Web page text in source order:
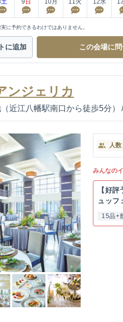
土 9 日 10月 11火 12水
に予約できるわけではありません。
に追加 この会場に
ンジェリカ
近江八幡駅南口から徒歩5分） /
人数
みんなの
【好
ュッフ
15品+